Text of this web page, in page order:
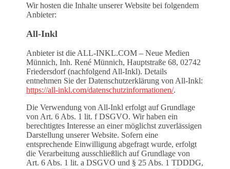
Wir hosten die Inhalte unserer Website bei folgendem
Anbieter:
All-Inkl
Anbieter ist die ALL-INKL.COM – Neue Medien
Münnich, Inh. René Münnich, Hauptstraße 68, 02742
Friedersdorf (nachfolgend All-Inkl). Details
entnehmen Sie der Datenschutzerklärung von All-Inkl:
https://all-inkl.com/datenschutzinformationen/.
Die Verwendung von All-Inkl erfolgt auf Grundlage
von Art. 6 Abs. 1 lit. f DSGVO. Wir haben ein
berechtigtes Interesse an einer möglichst zuverlässigen
Darstellung unserer Website. Sofern eine
entsprechende Einwilligung abgefragt wurde, erfolgt
die Verarbeitung ausschließlich auf Grundlage von
Art. 6 Abs. 1 lit. a DSGVO und § 25 Abs. 1 TDDDG,